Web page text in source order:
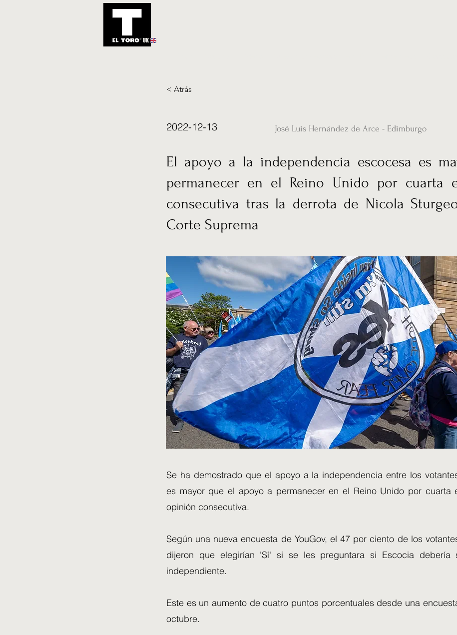
UK
< Atrás
2022-12-13 José Luis Hernández de Arce - Edimburgo
El apoyo a la independencia escocesa es
permanecer en el Reino Unido por cuarta
consecutiva tras la derrota de Nicola
Corte Suprema
Se ha demostrado que el apoyo a la independencia entre los
es mayor que el apoyo a permanecer en el Reino Unido por cuarta
opinión consecutiva.
Según una nueva encuesta de YouGov, el 47 por ciento de los
dijeron que elegirían 'Sí' si se les preguntara si Escocia debería
independiente.
Este es un aumento de cuatro puntos porcentuales desde una
octubre.